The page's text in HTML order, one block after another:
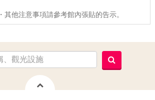
・其他注意事項請參考館內張貼的告示。